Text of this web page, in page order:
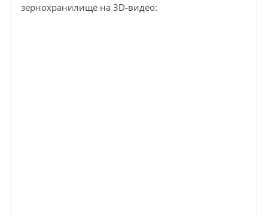
зернохранилище на 3D-видео: